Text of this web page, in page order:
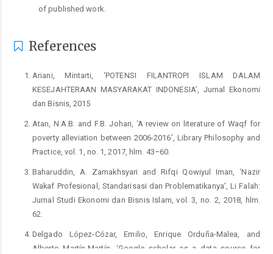
of published work.
References
Ariani, Mintarti, ‘POTENSI FILANTROPI ISLAM DALAM
KESEJAHTERAAN MASYARAKAT INDONESIA’, Jurnal Ekonomi
dan Bisnis, 2015
Atan, N.A.B. and F.B. Johari, ‘A review on literature of Waqf for
poverty alleviation between 2006-2016’, Library Philosophy and
Practice, vol. 1, no. 1, 2017, hlm. 43–60.
Baharuddin, A. Zamakhsyari and Rifqi Qowiyul Iman, ‘Nazir
Wakaf Profesional, Standarisasi dan Problematikanya’, Li Falah:
Jurnal Studi Ekonomi dan Bisnis Islam, vol. 3, no. 2, 2018, hlm.
62.
Delgado López-Cózar, Emilio, Enrique Orduña-Malea, and
Alberto Martín-Martín, ‘Google scholar as a data source for